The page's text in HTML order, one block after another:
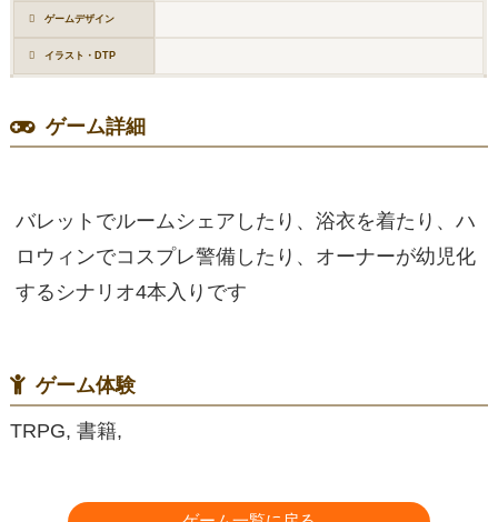
ゲームデザイン
イラスト・DTP
ゲーム詳細
バレットでルームシェアしたり、浴衣を着たり、ハ
ロウィンでコスプレ警備したり、オーナーが幼児化
するシナリオ4本入りです
ゲーム体験
TRPG, 書籍,